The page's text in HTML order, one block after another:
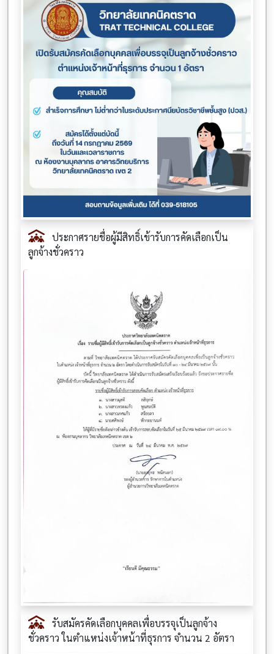
ประกาศรายชื่อผู้มีสิทธิ์เข้ารับการคัดเลือกเป็น
ลูกจ้างชั่วคราว
รับสมัครคัดเลือกบุคคลเพื่อบรรจุเป็นลูกจ้าง
ชั่วคราว ในตำแหน่งเจ้าหน้าที่ธุรการ จำนวน 2 อัตรา